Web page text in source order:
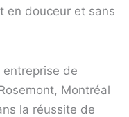
en douceur et sans
entreprise de
Montréal
la réussite de